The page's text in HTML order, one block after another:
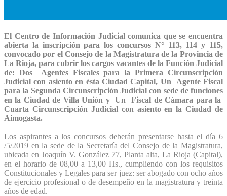
El Centro de Información Judicial comunica que se encuentra
abierta la inscripción para los concursos N° 113, 114 y 115,
convocado por el Consejo de la Magistratura de la Provincia de
La Rioja, para cubrir los cargos vacantes de la Función Judicial
de: Dos Agentes Fiscales para la Primera Circunscripción
Judicial con asiento en ésta Ciudad Capital, Un Agente Fiscal
para la Segunda Circunscripción Judicial con sede de funciones
en la Ciudad de Villa Unión y Un Fiscal de Cámara para la
Cuarta Circunscripción Judicial con asiento en la Ciudad de
Aimogasta.
Los aspirantes a los concursos deberán presentarse hasta el día 6
/5/2019 en la sede de la Secretaría del Consejo de la Magistratura,
ubicada en Joaquín V. González 77, Planta alta, La Rioja (Capital),
en el horario de 08,00 a 13,00 Hs., cumpliendo con los requisitos
Constitucionales y Legales para ser juez: ser abogado con ocho años
de ejercicio profesional o de desempeño en la magistratura y treinta
años de edad.